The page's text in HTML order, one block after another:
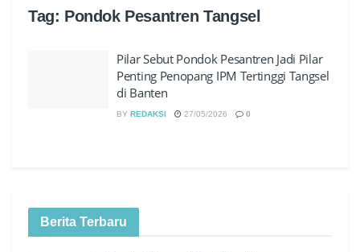
Tag: Pondok Pesantren Tangsel
Pilar Sebut Pondok Pesantren Jadi Pilar
Penting Penopang IPM Tertinggi Tangsel
di Banten
BY REDAKSI 27/05/2026 0
Berita Terbaru